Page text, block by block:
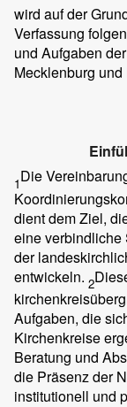
wird auf der
Verfassung
und Aufgaben
Mecklenburg
1Die
dient dem Ziel,
eine verbindliche
der
entwickeln. 2
Aufgaben, die
Kirchenkreise
Beratung und
die Präsenz der
institutionell und